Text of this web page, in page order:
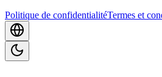
Politique de confidentialitéTermes et